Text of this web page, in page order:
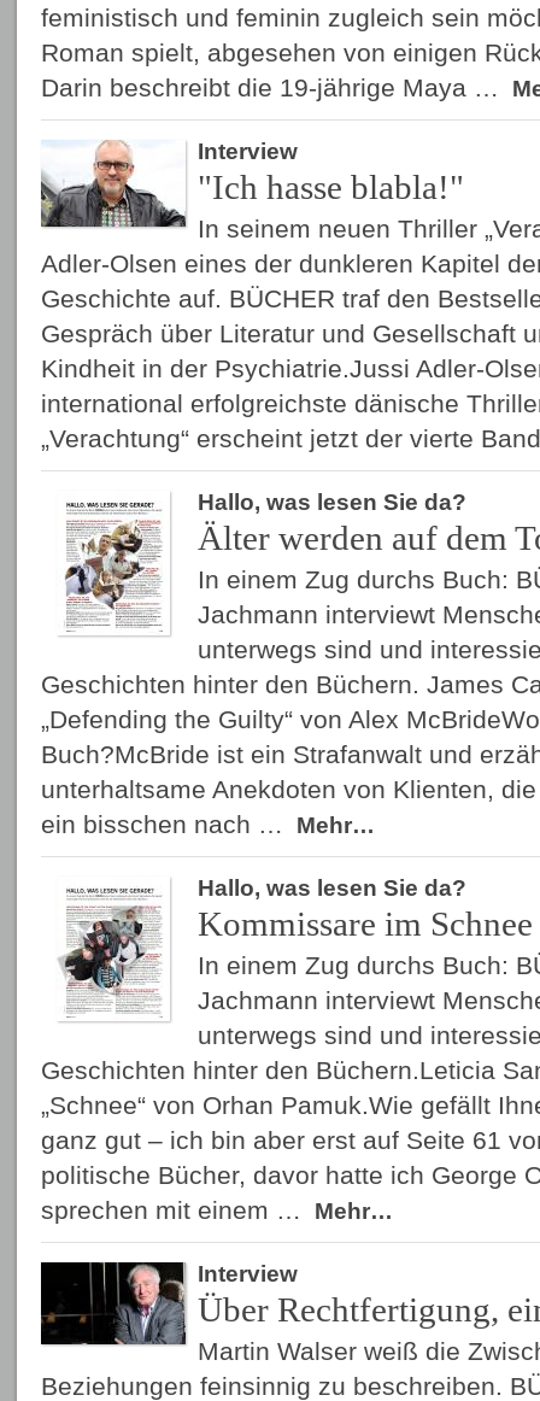
feministisch und feminin zugleich sein
Roman spielt, abgesehen von einigen
Darin beschreibt die 19-jährige Maya …
Interview
"Ich hasse blabla!"
In seinem neuen Thriller
Adler-Olsen eines der dunkleren Kapitel
Geschichte auf. BÜCHER traf den
Gespräch über Literatur und Gesellschaft
Kindheit in der Psychiatrie.Jussi Adler-
international erfolgreichste dänische
„Verachtung“ erscheint jetzt der vierte
Hallo, was lesen Sie da?
Älter werden auf dem
In einem Zug durchs Buch:
Jachmann interviewt
unterwegs sind und
Geschichten hinter den Büchern. James
„Defending the Guilty“ von Alex
Buch?McBride ist ein Strafanwalt und
unterhaltsame Anekdoten von Klienten,
ein bisschen nach …
Mehr…
Hallo, was lesen Sie da?
Kommissare im Schnee
In einem Zug durchs Buch:
Jachmann interviewt
unterwegs sind und
Geschichten hinter den Büchern.Leticia
„Schnee“ von Orhan Pamuk.Wie gefällt
ganz gut – ich bin aber erst auf Seite 61
politische Bücher, davor hatte ich George
sprechen mit einem …
Mehr…
Interview
Über Rechtfertigung,
Martin Walser weiß die
Beziehungen feinsinnig zu beschreiben.